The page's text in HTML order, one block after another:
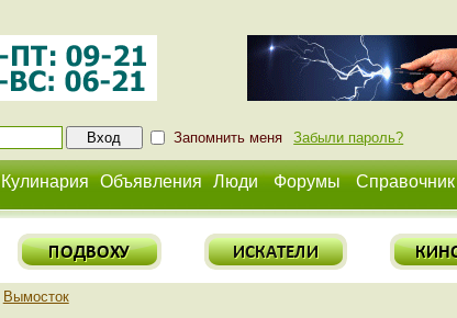
Запомнить меня Забыли пароль?
Кулинария Объявления Люди Форумы Справочник
Вымосток